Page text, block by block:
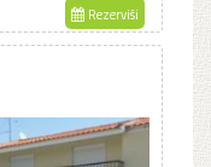
Rezerviši